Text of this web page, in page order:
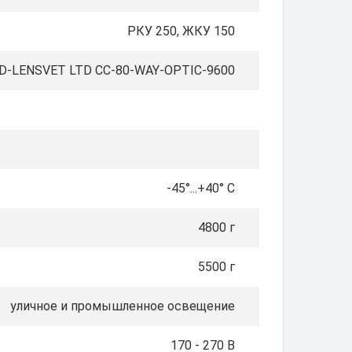
РКУ 250, ЖКУ 150
LENSVET LTD СС-80-WAY-OPTIC-9600
-45°...+40° C
4800 г
5500 г
уличное и промышленное освещение
170 - 270 В